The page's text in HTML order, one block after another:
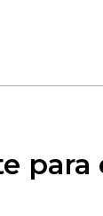
para